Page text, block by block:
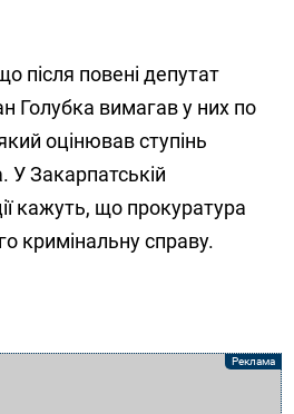
повені депутат
Голубка вимагав у них по
оцінював ступінь
Закарпатській
кажуть, що прокуратура
кримінальну справу.